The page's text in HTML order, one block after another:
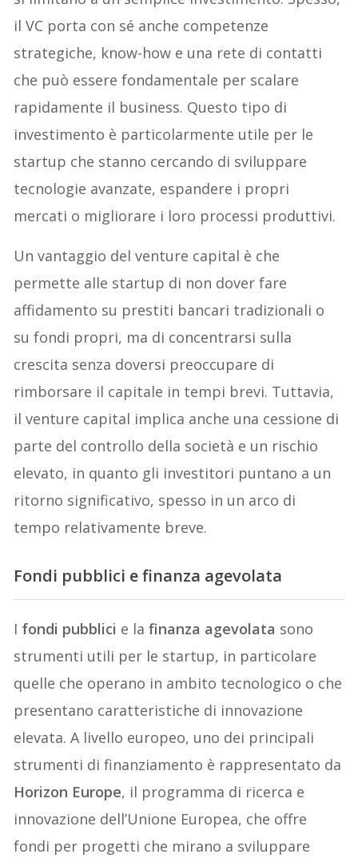
il VC porta con sé anche competenze
strategiche, know-how e una rete di contatti
che può essere fondamentale per scalare
rapidamente il business. Questo tipo di
investimento è particolarmente utile per le
startup che stanno cercando di sviluppare
tecnologie avanzate, espandere i propri
mercati o migliorare i loro processi produttivi.
Un vantaggio del venture capital è che
permette alle startup di non dover fare
affidamento su prestiti bancari tradizionali o
su fondi propri, ma di concentrarsi sulla
crescita senza doversi preoccupare di
rimborsare il capitale in tempi brevi. Tuttavia,
il venture capital implica anche una cessione di
parte del controllo della società e un rischio
elevato, in quanto gli investitori puntano a un
ritorno significativo, spesso in un arco di
tempo relativamente breve.
Fondi pubblici e finanza agevolata
I fondi pubblici e lafinanza agevolata sono
strumenti utili per le startup, in particolare
quelle che operano in ambito tecnologico o che
presentano caratteristiche di innovazione
elevata. A livello europeo, uno dei principali
strumenti di finanziamento è rappresentato da
Horizon Europe, il programma di ricerca e
innovazione dell’Unione Europea, che offre
fondi per progetti che mirano a sviluppare